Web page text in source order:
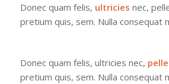
Donec quam felis, ultricies nec,
pretium quis, sem. Nulla consequat
Donec quam felis, ultricies nec,
pretium quis, sem. Nulla consequat